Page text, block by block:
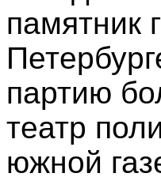
памятник
партию
театр
южной